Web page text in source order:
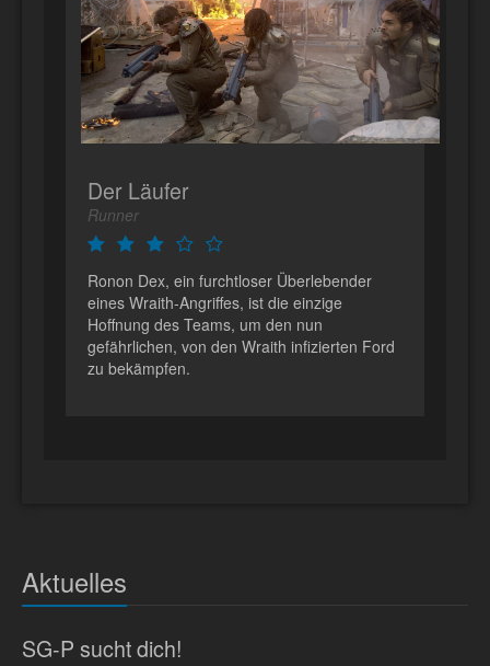
Der Läufer
Runner
Ronon Dex, ein furchtloser Überlebender
eines Wraith-Angriffes, ist die einzige
Hoffnung des Teams, um den nun
gefährlichen, von den Wraith infizierten Ford
zu bekämpfen.
Aktuelles
SG-P sucht dich!